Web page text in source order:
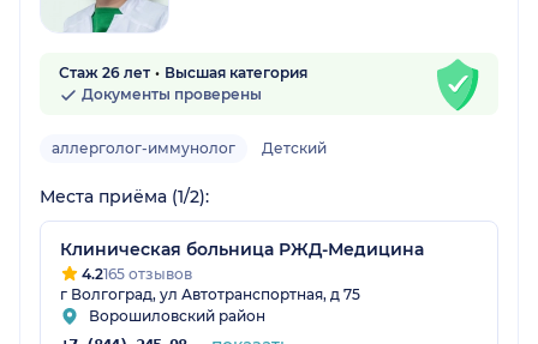
Стаж 26 лет
Высшая категория
Документы проверены
аллерголог-иммунолог Детский
Места приёма (1/2):
Клиническая больница РЖД-Медицина
4.2165 отзывов
г Волгоград, ул Автотранспортная, д 75
Ворошиловский район